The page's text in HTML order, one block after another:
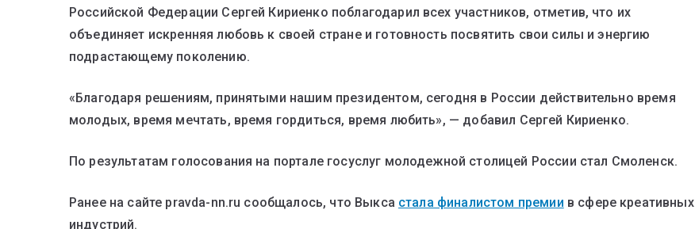
Российской Федерации Сергей Кириенко поблагодарил всех участников, отметив, что их
объединяет искренняя любовь к своей стране и готовность посвятить свои силы и энергию
подрастающему поколению.
«Благодаря решениям, принятыми нашим президентом, сегодня в России действительно время
молодых, время мечтать, время гордиться, время любить», — добавил Сергей Кириенко.
По результатам голосования на портале госуслуг молодежной столицей России стал Смоленск.
Ранее на сайте pravda-nn.ru сообщалось, что Выкса стала финалистом премии в сфере креативных
индустрий.